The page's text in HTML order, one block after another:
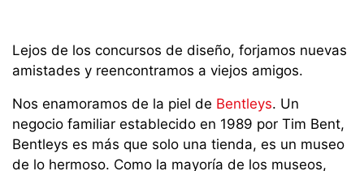
Lejos de los concursos de diseño, forjamos nuevas
amistades y reencontramos a viejos amigos.
Nos enamoramos de la piel de Bentleys. Un
negocio familiar establecido en 1989 por Tim Bent,
Bentleys es más que solo una tienda, es un museo
de lo hermoso. Como la mayoría de los museos,